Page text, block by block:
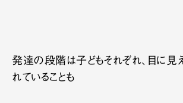
発達の段階は子どもそれぞれ、目に見
れていることも